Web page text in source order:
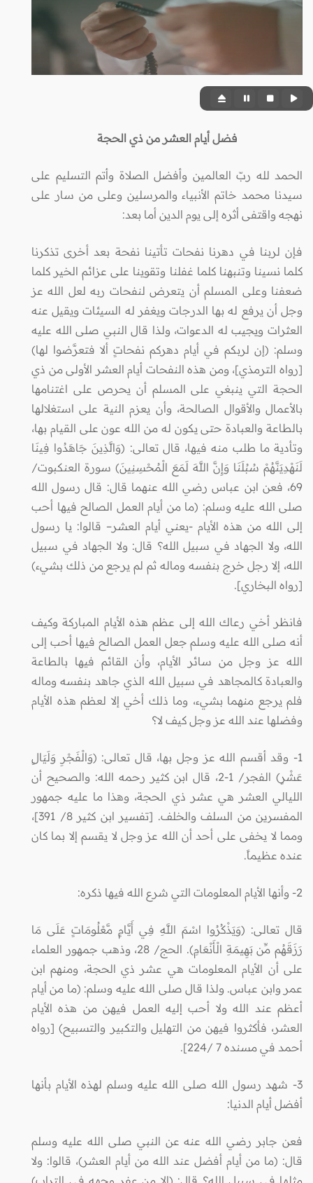
فضل أيام العشر من ذي الحجة
الحمد لله ربّ العالمين وأفضل الصلاة وأتم التسليم على
سيدنا محمد خاتم الأنبياء والمرسلين وعلى من سار على
نهجه واقتفى أثره إلى يوم الدين أما بعد:
فإن لربنا في دهرنا نفحات تأتينا نفحة بعد أخرى تذكرنا
كلما نسينا وتنبهنا كلما غفلنا وتقوينا على عزائم الخير كلما
ضعفنا وعلى المسلم أن يتعرض لنفحات ربه لعل الله عز
وجل أن يرفع له بها الدرجات ويغفر له السيئات ويقيل عنه
العثرات ويجيب له الدعوات، ولذا قال النبي صلى الله عليه
وسلم: (إن لربكم في أيام دهركم نفحاتٍ ألا فتعرَّضوا لها‏)
[رواه الترمذي]، ومن هذه النفحات أيام العشر الأولى من ذي
الحجة التي ينبغي على المسلم أن يحرص على اغتنامها
بالأعمال والأقوال الصالحة، وأن يعزم النية على استغلالها
بالطاعة والعبادة حتى يكون له من الله عون على القيام بها،
وتأدية ما طلب منه فيها، قال تعالى: (وَالَّذِينَ جَاهَدُوا فِينَا
لَنَهْدِيَنَّهُمْ سُبُلَنَا وَإِنَّ اللَّهَ لَمَعَ الْمُحْسِنِينَ) سورة العنكبوت/
69، فعن ابن عباس رضي الله عنهما قال: قال رسول الله
صلى الله عليه وسلم: (ما من أيام العمل الصالح فيها أحب
إلى الله من هذه الأيام -يعني أيام العشر– قالوا: يا رسول
الله، ولا الجهاد في سبيل الله؟ قال: ولا الجهاد في سبيل
الله، إلا رجل خرج بنفسه وماله ثم لم يرجع من ذلك بشيء)
[رواه البخاري].
فانظر أخي رعاك الله إلى عظم هذه الأيام المباركة وكيف
أنه صلى الله عليه وسلم جعل العمل الصالح فيها أحب إلى
الله عز وجل من سائر الأيام، وأن القائم فيها بالطاعة
والعبادة كالمجاهد في سبيل الله الذي جاهد بنفسه وماله
فلم يرجع منهما بشيء، وما ذلك أخي إلا لعظم هذه الأيام
وفضلها عند الله عز وجل كيف لا؟
1- وقد أقسم الله عز وجل بها، قال تعالى: (وَالْفَجْرِ وَلَيَالٍ
عَشْرٍ) الفجر/ 1-2، قال ابن كثير رحمه الله: والصحيح أن
الليالي العشر هي عشر ذي الحجة، وهذا ما عليه جمهور
المفسرين من السلف والخلف. [تفسير ابن كثير 8/ 391]،
ومما لا يخفى على أحد أن الله عز وجل لا يقسم إلا بما كان
عنده عظيماً.
2- وأنها الأيام المعلومات التي شرع الله فيها ذكره:
قال تعالى: (وَيَذْكُرُوا اسْمَ اللَّهِ فِي أَيَّامٍ مَّعْلُومَاتٍ عَلَى مَا
رَزَقَهُم مِّن بَهِيمَةِ الْأَنْعَامِ). الحج/ 28، وذهب جمهور العلماء
على أن الأيام المعلومات هي عشر ذي الحجة، ومنهم ابن
عمر وابن عباس. ولذا قال صلى الله عليه وسلم: (ما من أيام
أعظم عند الله ولا أحب إليه العمل فيهن من هذه الأيام
العشر، فأكثروا فيهن من التهليل والتكبير والتسبيح) [رواه
أحمد في مسنده 7 /224].
3- شهد رسول الله صلى الله عليه وسلم لهذه الأيام بأنها
أفضل أيام الدنيا:
فعن جابر رضي الله عنه عن النبي صلى الله عليه وسلم
قال: (ما من أيام أفضل عند الله من أيام العشر)، قالوا: ولا